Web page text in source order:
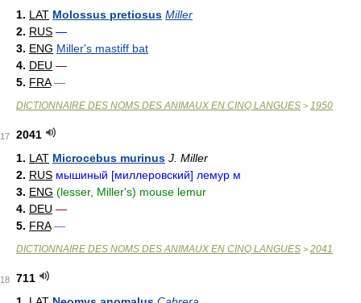
1. LAT Molossus pretiosus Miller
2. RUS —
3. ENG Miller's mastiff bat
4. DEU —
5. FRA —
DICTIONNAIRE DES NOMS DES ANIMAUX EN CINQ LANGUES > 1950
17
2041
1. LAT Microcebus murinus J. Miller
2. RUS мышиный [миллеровский] лемур м
3. ENG (lesser, Miller's) mouse lemur
4. DEU —
5. FRA —
DICTIONNAIRE DES NOMS DES ANIMAUX EN CINQ LANGUES > 2041
18
711